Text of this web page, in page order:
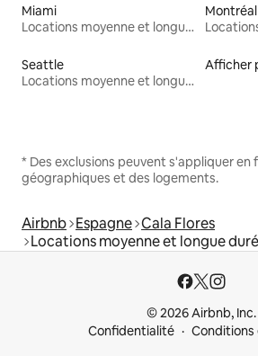
Miami
Locations moyenne et longue durée
Montréal
Seattle
Locations moyenne et longue durée
Afficher
* Des exclusions peuvent s'appliquer en
géographiques et des logements.
Airbnb Espagne Cala Flores
Locations moyenne et longue
© 2026 Airbnb, Inc.
Confidentialité
Conditions